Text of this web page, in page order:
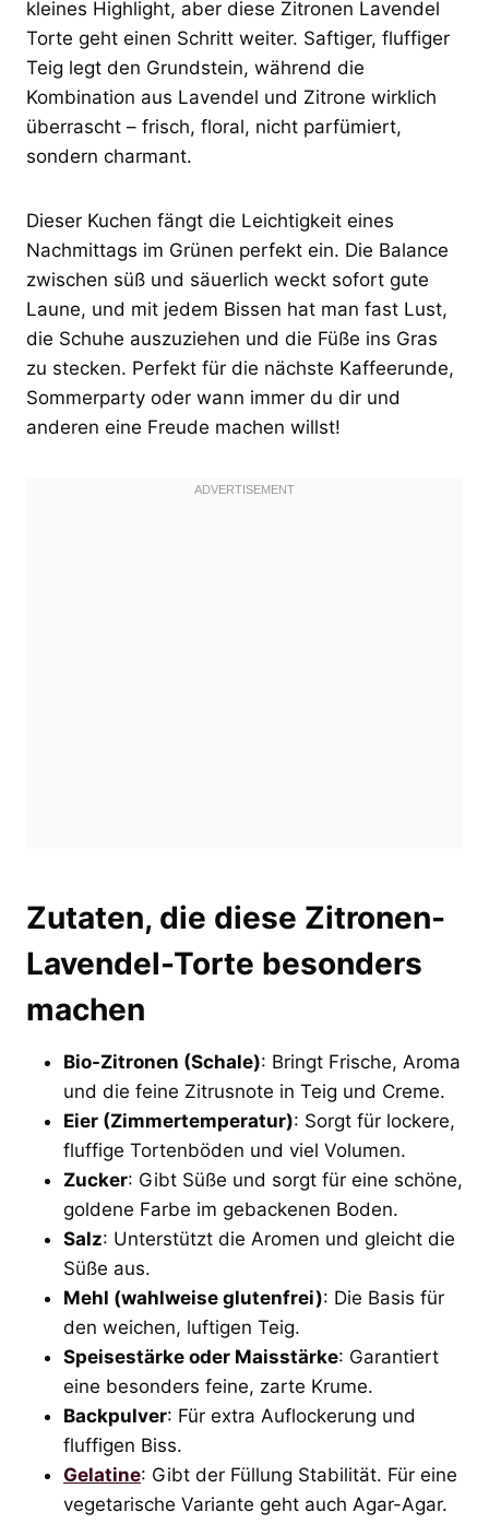
kleines Highlight, aber diese Zitronen Lavendel
Torte geht einen Schritt weiter. Saftiger, fluffiger
Teig legt den Grundstein, während die
Kombination aus Lavendel und Zitrone wirklich
überrascht – frisch, floral, nicht parfümiert,
sondern charmant.
Dieser Kuchen fängt die Leichtigkeit eines
Nachmittags im Grünen perfekt ein. Die Balance
zwischen süß und säuerlich weckt sofort gute
Laune, und mit jedem Bissen hat man fast Lust,
die Schuhe auszuziehen und die Füße ins Gras
zu stecken. Perfekt für die nächste Kaffeerunde,
Sommerparty oder wann immer du dir und
anderen eine Freude machen willst!
Zutaten, die diese Zitronen-
Lavendel-Torte besonders
machen
Bio-Zitronen (Schale): Bringt Frische, Aroma
und die feine Zitrusnote in Teig und Creme.
Eier (Zimmertemperatur): Sorgt für lockere,
fluffige Tortenböden und viel Volumen.
Zucker: Gibt Süße und sorgt für eine schöne,
goldene Farbe im gebackenen Boden.
Salz: Unterstützt die Aromen und gleicht die
Süße aus.
Mehl (wahlweise glutenfrei): Die Basis für
den weichen, luftigen Teig.
Speisestärke oder Maisstärke: Garantiert
eine besonders feine, zarte Krume.
Backpulver: Für extra Auflockerung und
fluffigen Biss.
Gelatine: Gibt der Füllung Stabilität. Für eine
vegetarische Variante geht auch Agar-Agar.